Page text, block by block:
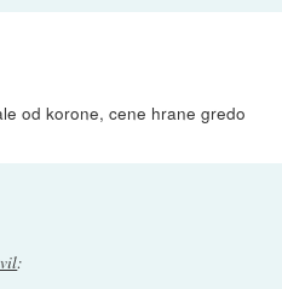
od korone, cene hrane gredo
: